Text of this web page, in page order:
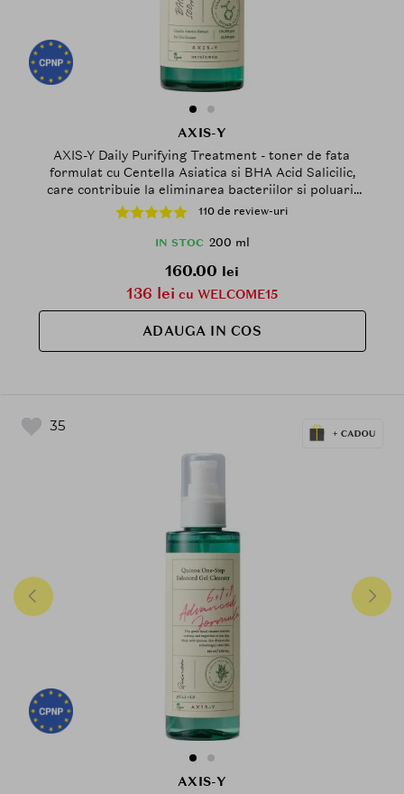
AXIS-Y
AXIS-Y Daily Purifying Treatment - toner de fata
formulat cu Centella Asiatica si BHA Acid Salicilic,
care contribuie la eliminarea bacteriilor si poluarii
blocate in profunzimea porilor si la calmarea iritatiei
pielii - 200 ml
110 de review-uri
IN STOC 200 ml
160.00 lei
136 lei cu WELCOME15
ADAUGA IN COS
35
AXIS-Y